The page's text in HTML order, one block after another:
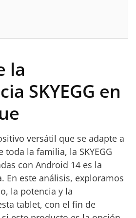
la
SKYEGG en
versátil que se adapte a
toda la familia, la SKYEGG
con Android 14 es la
En este análisis, exploramos
la potencia y la
tablet, con el fin de